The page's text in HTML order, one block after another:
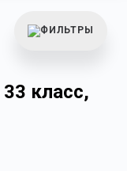
класс,